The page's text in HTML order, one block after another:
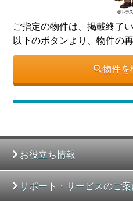
ご指定の物件は、掲載終了
以下のボタンより、物件の
物件を
お役立ち情報
サポート・サービスのご案